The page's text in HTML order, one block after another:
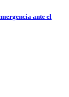
ante el